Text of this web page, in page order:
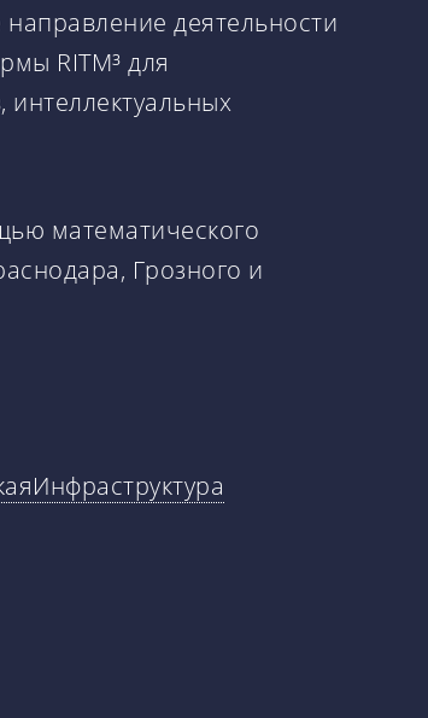
деятельности
RITM³ для
математического
Грозного и